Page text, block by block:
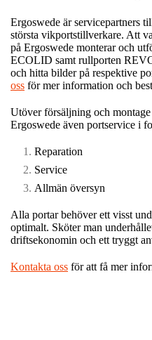
Ergoswede är servicepartners
största vikportstillverkare. Att
på Ergoswede monterar och
ECOLID samt rullporten
och hitta bilder på respektive
oss för mer information och
Utöver försäljning och
Ergoswede även portservice i
Reparation
Service
Allmän översyn
Alla portar behöver ett visst
optimalt. Sköter man
driftsekonomin och ett tryggt
Kontakta oss för att få mer